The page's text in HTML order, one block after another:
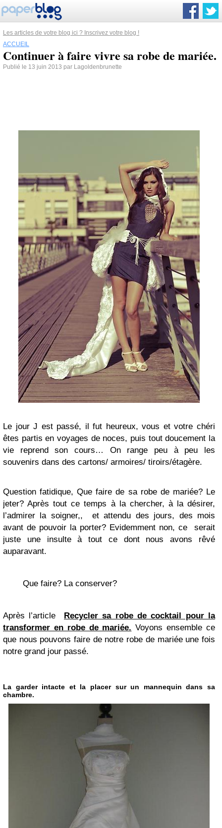
Les articles de votre blog ici ? Inscrivez votre blog !
ACCUEIL
Continuer à faire vivre sa robe de mariée.
Publié le 13 juin 2013 par Lagoldenbrunette
Le jour J est passé, il fut heureux, vous et votre chéri
êtes partis en voyages de noces, puis tout doucement la
vie reprend son cours… On range peu à peu les
souvenirs dans des cartons/ armoires/ tiroirs/étagère.
Question fatidique, Que faire de sa robe de mariée? Le
jeter? Après tout ce temps à la chercher, à la désirer,
l’admirer la soigner,, et attendu des jours, des mois
avant de pouvoir la porter? Evidemment non, ce serait
juste une insulte à tout ce dont nous avons rêvé
auparavant.
Que faire? La conserver?
Après l’article Recycler sa robe de cocktail pour la
transformer en robe de mariée. Voyons ensemble ce
que nous pouvons faire de notre robe de mariée une fois
notre grand jour passé.
La garder intacte et la placer sur un mannequin dans sa
chambre.